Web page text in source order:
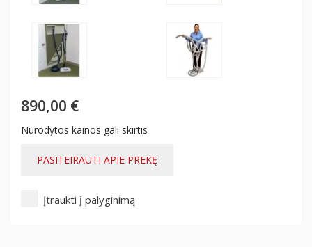
890,00 €
Nurodytos kainos gali skirtis
PASITEIRAUTI APIE PREKĘ
Įtraukti į palyginimą